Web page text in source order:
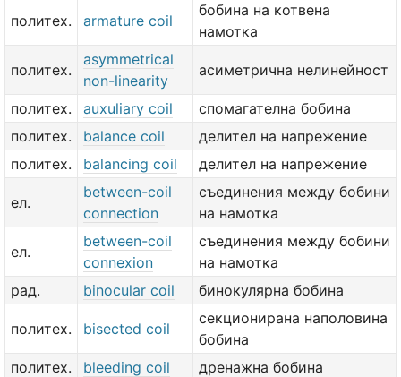
политех. armature coil
бобина на котвена
намотка
политех.
asymmetrical
non-linearity
асиметрична нелинейност
политех. auxuliary coil
спомагателна бобина
политех.
balance coil
делител на напрежение
политех.
balancing coil делител на напрежение
ел.
between-coil
connection
съединения между бобини
на намотка
ел.
between-coil
connexion
съединения между бобини
на намотка
рад.
binocular coil бинокулярна бобина
политех. bisected coil
секционирана наполовина
бобина
политех.
bleeding coil дренажна бобина